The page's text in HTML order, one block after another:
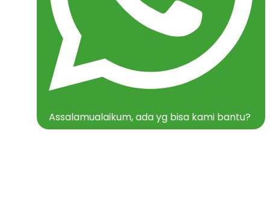
Assalamualaikum, ada yg bisa kami bantu?